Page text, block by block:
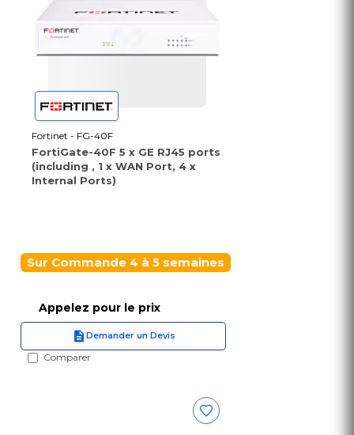
Fortinet - FG-40F
FortiGate-40F 5 x GE RJ45 ports
(including , 1 x WAN Port, 4 x
Internal Ports)
Sur Commande 4 à 5 semaines
Appelez pour le prix
Demander un Devis
Comparer